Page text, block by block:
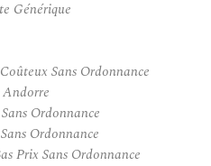
Générique
Sans Ordonnance
Ordonnance
Ordonnance
Prix Sans Ordonnance